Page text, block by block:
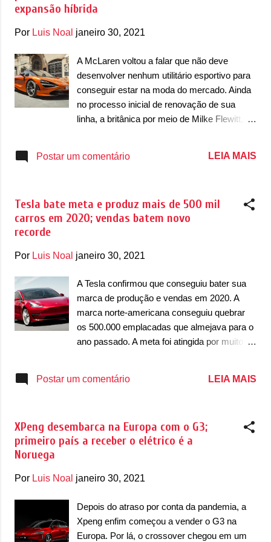
fábrica italiana deve ser uma das unidades
que devem continuar operantes mesmo com
serão produzidos em Tychy, sendo que
existe a possibilidade de ser um de cada
marca. Com relação aos modelos, a FCA
não revela muito, dizendo apenas que serão
“modelos tecnologicamente avançados, com
avançados, incluindo, 100% elétricos” . De
expansão híbrida
Por Luis Noal janeiro 30, 2021
A McLaren voltou a falar que não deve
desenvolver nenhum utilitário esportivo para
conseguir estar na moda do mercado. Ainda
no processo inicial de renovação de sua
linha, a britânica por meio de Milke Flewitt,
Aston Martin, Ferrari, Lamborghini e outras
conceito de fazer supercarros. Eu ouço
alguns mercados perguntando: 'Vocês farão
elétrico?' e a resposta é não, não faremos. A
cedo para expandir a marca para outras
áreas e tentar dar credibilidade da marca
para um produto que claramente não tem
nada a ver com nossa história." , disse
Flewitt. No final de 2019, Darren Goddard,
Eles estão apenas procurando volume. Isso
Postar um comentário LEIA MAIS
Tesla bate meta e produz mais de 500 mil
carros em 2020; vendas batem novo
recorde
Por Luis Noal janeiro 30, 2021
A Tesla confirmou que conseguiu bater sua
marca de produção e vendas em 2020. A
marca norte-americana conseguiu quebrar
os 500.000 emplacadas que almejava para o
ano passado. A meta foi atingida por muito
2020, sendo 499.950 unidades entregues. De
de Model S e Model X, sendo 57.039
unidades vendidas globalmente (estoque
Model 3 e Model Y venderam 454.932
vendidas. A Tesla ainda confirma que esses
números ainda tem uma margem de erro de
0,5% e que as entregas do Model Y chinês
Postar um comentário LEIA MAIS
XPeng desembarca na Europa com o G3;
primeiro país a receber o elétrico é a
Noruega
Por Luis Noal janeiro 30, 2021
Depois do atraso por conta da pandemia, a
Xpeng enfim começou a vender o G3 na
Europa. Por lá, o crossover chegou em um